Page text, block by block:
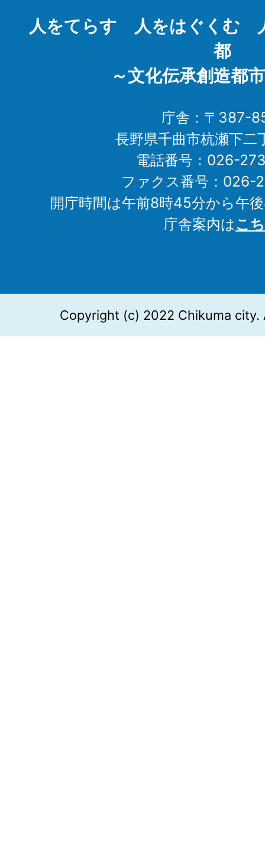
人をてらす 人をはぐくむ
都
～文化伝承創造都
庁舎：〒387-
長野県千曲市杭瀬下二
電話番号：026-
ファクス番号：026-
開庁時間は午前8時45分から午
庁舎案内はこ
Copyright (c) 2022 Chikuma city.